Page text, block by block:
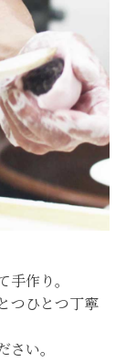
作り。
つひとつ丁寧
い。